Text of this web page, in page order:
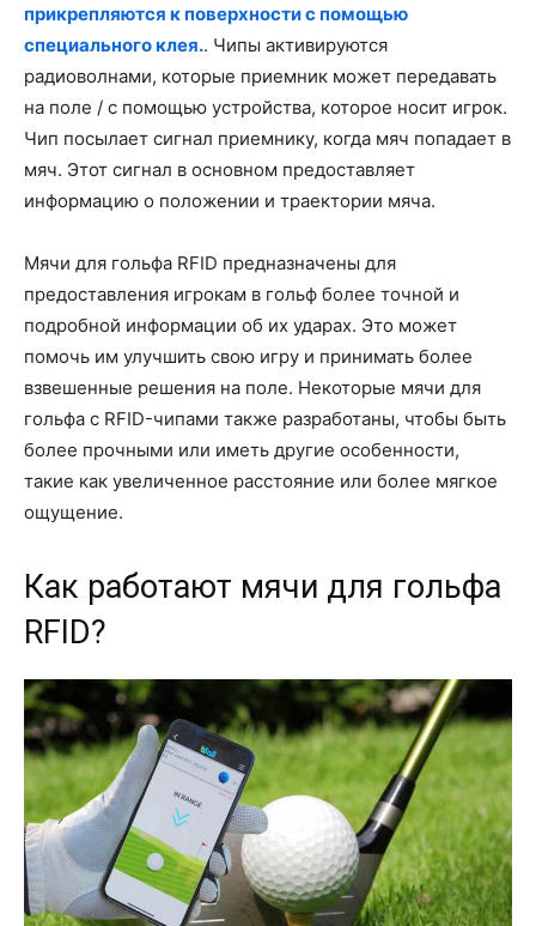
прикрепляются к поверхности с помощью
специального клея.. Чипы активируются
радиоволнами, которые приемник может передавать
на поле / с помощью устройства, которое носит игрок.
Чип посылает сигнал приемнику, когда мяч попадает в
мяч. Этот сигнал в основном предоставляет
информацию о положении и траектории мяча.
Мячи для гольфа RFID предназначены для
предоставления игрокам в гольф более точной и
подробной информации об их ударах. Это может
помочь им улучшить свою игру и принимать более
взвешенные решения на поле. Некоторые мячи для
гольфа с RFID-чипами также разработаны, чтобы быть
более прочными или иметь другие особенности,
такие как увеличенное расстояние или более мягкое
ощущение.
Как работают мячи для гольфа
RFID?